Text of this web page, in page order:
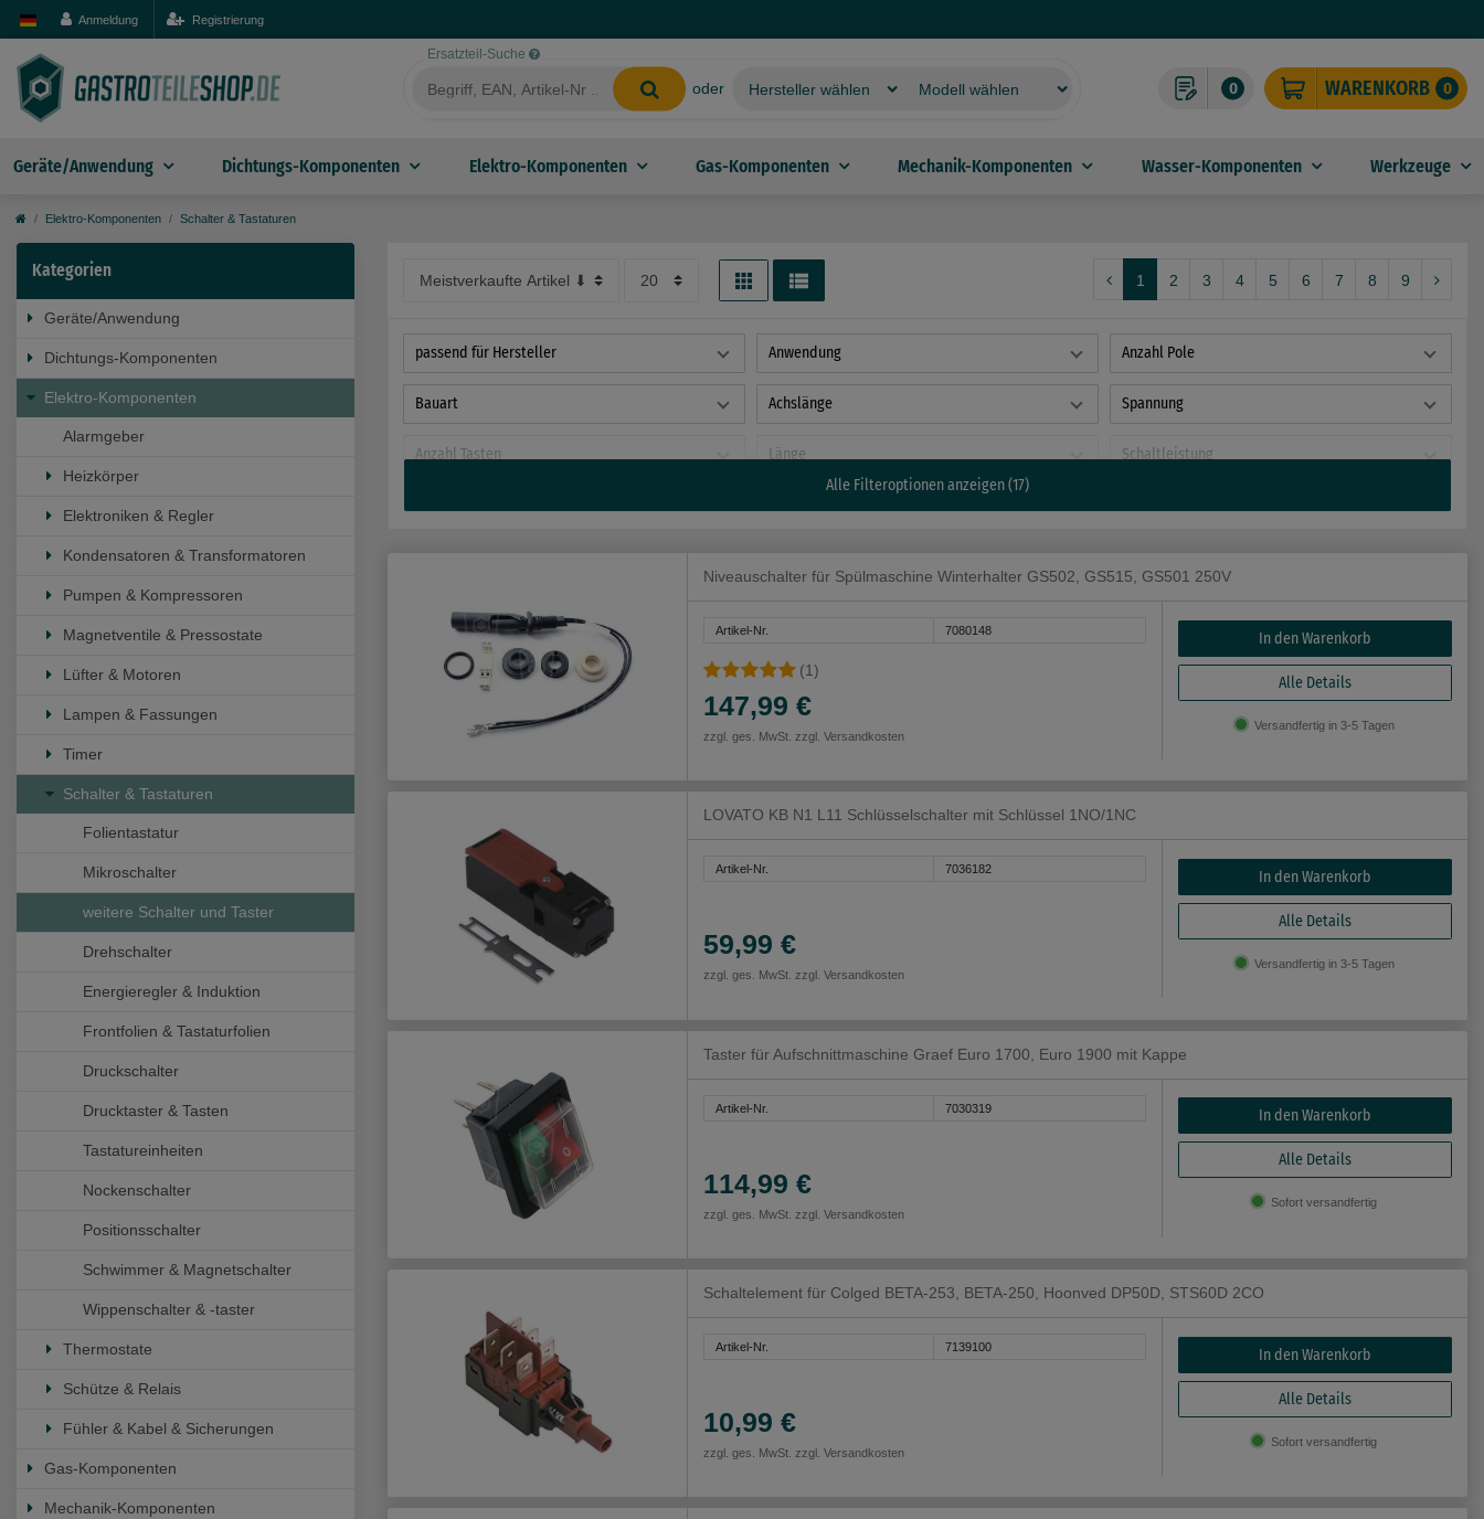
Anmeldung Registrierung
Ersatzteil-Suche
oder 0 WARENKORB 0
Geräte/Anwendung Dichtungs-Komponenten Elektro-Komponenten Gas-Komponenten Mechanik-Komponenten Wasser-Komponenten Werkzeuge
Elektro-Komponenten Schalter & Tastaturen
Kategorien
Geräte/Anwendung
Dichtungs-Komponenten
Elektro-Komponenten
Alarmgeber
Heizkörper
Elektroniken & Regler
Kondensatoren & Transformatoren
Pumpen & Kompressoren
Magnetventile & Pressostate
Lüfter & Motoren
Lampen & Fassungen
Timer
Schalter & Tastaturen
Folientastatur
Mikroschalter
weitere Schalter und Taster
Drehschalter
Energieregler & Induktion
Frontfolien & Tastaturfolien
Druckschalter
Drucktaster & Tasten
Tastatureinheiten
Nockenschalter
Positionsschalter
Schwimmer & Magnetschalter
Wippenschalter & -taster
Thermostate
Schütze & Relais
Fühler & Kabel & Sicherungen
Gas-Komponenten
Mechanik-Komponenten
1 2 3 4 5 6 7 8 9
passend für Hersteller Anwendung Anzahl Pole
Bauart Achslänge Spannung
Anzahl Tasten Länge
Schaltleistung
Alle Filteroptionen anzeigen (17)
Niveauschalter für Spülmaschine Winterhalter GS502, GS515, GS501 250V
Artikel-Nr. 7080148
(1)
147,99 €
zzgl. ges. MwSt. zzgl. Versandkosten
In den Warenkorb
Alle Details
Versandfertig in 3-5 Tagen
LOVATO KB N1 L11 Schlüsselschalter mit Schlüssel 1NO/1NC
Artikel-Nr. 7036182
59,99 €
zzgl. ges. MwSt. zzgl. Versandkosten
In den Warenkorb
Alle Details
Versandfertig in 3-5 Tagen
Taster für Aufschnittmaschine Graef Euro 1700, Euro 1900 mit Kappe
Artikel-Nr. 7030319
114,99 €
zzgl. ges. MwSt. zzgl. Versandkosten
In den Warenkorb
Alle Details
Sofort versandfertig
Schaltelement für Colged BETA-253, BETA-250, Hoonved DP50D, STS60D 2CO
Artikel-Nr. 7139100
10,99 €
zzgl. ges. MwSt. zzgl. Versandkosten
In den Warenkorb
Alle Details
Sofort versandfertig